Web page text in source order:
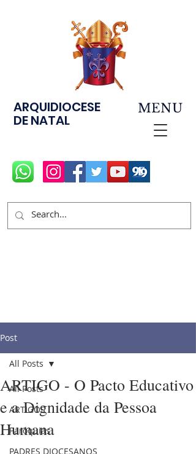
ARQUIDIOCESE
DE NATAL
MENU
Post
All Posts
ARTIGOS
Paróquias
PADRES DIOCESANOS
All Posts
ARTIGO - O Pacto Educativo
e a Dignidade da Pessoa
Humana